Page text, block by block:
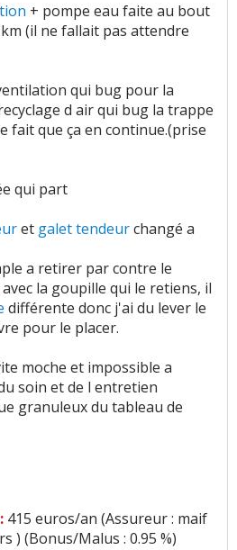
+ pompe eau faite au bout
(il ne fallait pas attendre
qui bug pour la
d air qui bug la trappe
fait que ça en continue.(prise
qui part
et galettendeurchangé a
a retirer par contre le
la goupille qui le retiens, il
différente donc j'ai du lever le
pour le placer.
moche et impossible a
soin et de l entretien
granuleux du tableau de
415 euros/an (Assureur : maif
) (Bonus/Malus : 0.95 %)